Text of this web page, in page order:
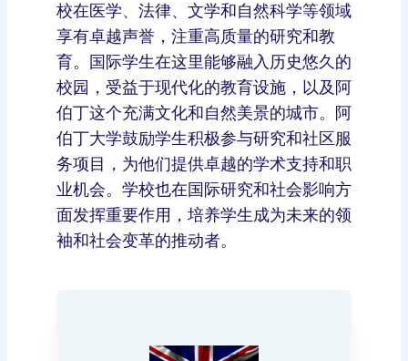
校在医学、法律、文学和自然科学等领域
享有卓越声誉，注重高质量的研究和教
育。国际学生在这里能够融入历史悠久的
校园，受益于现代化的教育设施，以及阿
伯丁这个充满文化和自然美景的城市。阿
伯丁大学鼓励学生积极参与研究和社区服
务项目，为他们提供卓越的学术支持和职
业机会。学校也在国际研究和社会影响方
面发挥重要作用，培养学生成为未来的领
袖和社会变革的推动者。